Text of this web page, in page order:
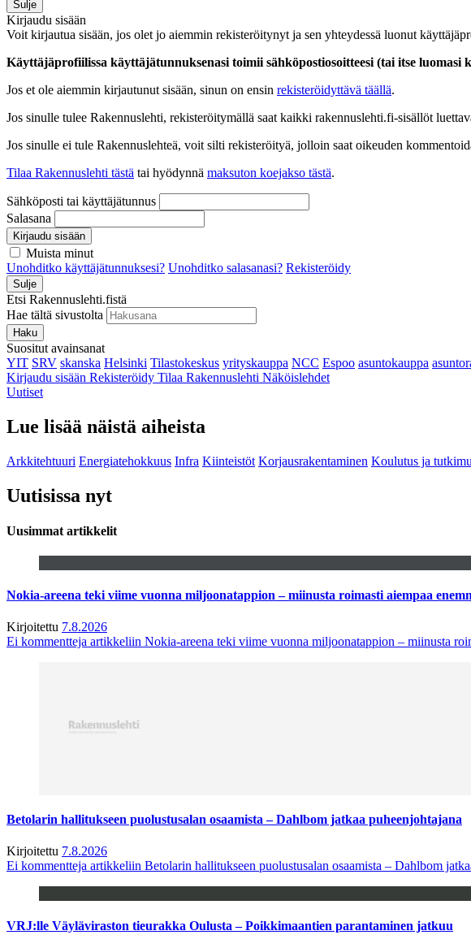
Sulje
Kirjaudu sisään
Voit kirjautua sisään, jos olet jo aiemmin rekisteröitynyt ja sen yhteydessä luonut
Käyttäjäprofiilissa käyttäjätunnuksenasi toimii sähköpostiosoitteesi (tai itse luomasi
Jos et ole aiemmin kirjautunut sisään, sinun on ensin rekisteröidyttävä täällä.
Jos sinulle tulee Rakennuslehti, rekisteröitymällä saat kaikki rakennuslehti.fi-sisällöt
Jos sinulle ei tule Rakennuslehteä, voit silti rekisteröityä, jolloin saat oikeuden
Tilaa Rakennuslehti tästä tai hyödynnä maksuton koejakso tästä.
Sähköposti tai käyttäjätunnus
Salasana
Kirjaudu sisään
Muista minut
Unohditko käyttäjätunnuksesi? Unohditko salasanasi? Rekisteröidy
Sulje
Etsi Rakennuslehti.fistä
Hae tältä sivustolta
Haku
Suositut avainsanat
YIT SRV skanska Helsinki Tilastokeskus yrityskauppa NCC Espoo asuntokauppa
Kirjaudu sisään Rekisteröidy Tilaa Rakennuslehti Näköislehdet
Uutiset
Lue lisää näistä aiheista
Arkkitehtuuri Energiatehokkuus Infra Kiinteistöt Korjausrakentaminen Koulutus ja
Uutisissa nyt
Uusimmat artikkelit
Nokia-areena teki viime vuonna miljoonatappion – miinusta roimasti aiempaa
Kirjoitettu 7.8.2026
Ei kommentteja artikkeliin Nokia-areena teki viime vuonna miljoonatappion – miinusta
Betolarin hallitukseen puolustusalan osaamista – Dahlbom jatkaa puheenjohtajana
Kirjoitettu 7.8.2026
Ei kommentteja artikkeliin Betolarin hallitukseen puolustusalan osaamista – Dahlbom
VRJ:lle Väyläviraston tieurakka Oulusta – Poikkimaantien parantaminen jatkuu